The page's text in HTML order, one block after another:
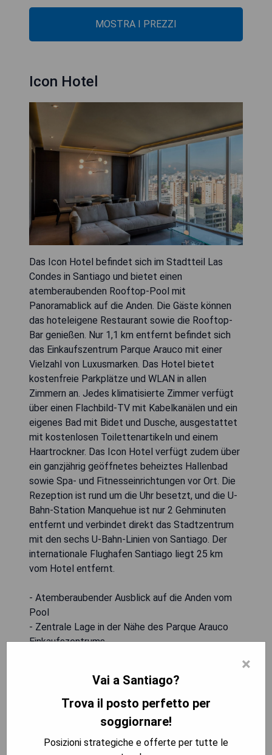
MOSTRA I PREZZI
Icon Hotel
Das Icon Hotel befindet sich im Stadtteil Las
Condes in Santiago und bietet einen
atemberaubenden Rooftop-Pool mit
Panoramablick auf die Anden. Die Gäste können
das hoteleigene Restaurant sowie die Rooftop-
Bar genießen. Nur 1,1 km entfernt befindet sich
das Einkaufszentrum Parque Arauco mit einer
Vielzahl von Luxusmarken. Das Hotel bietet
kostenfreie Parkplätze und WLAN in allen
Zimmern an. Jedes klimatisierte Zimmer verfügt
über einen Flachbild-TV mit Kabelkanälen und ein
eigenes Bad mit Bidet und Dusche, ausgestattet
mit kostenlosen Toilettenartikeln und einem
Haartrockner. Das Icon Hotel verfügt zudem über
ein ganzjährig geöffnetes beheiztes Hallenbad
sowie Spa- und Fitnesseinrichtungen vor Ort. Die
Rezeption ist rund um die Uhr besetzt, und die U-
Bahn-Station Manquehue ist nur 2 Gehminuten
entfernt und verbindet direkt das Stadtzentrum
mit den sechs U-Bahn-Linien von Santiago. Der
internationale Flughafen Santiago liegt 25 km
vom Hotel entfernt.
- Atemberaubender Ausblick auf die Anden vom
Pool
- Zentrale Lage in der Nähe des Parque Arauco
Einkaufszentrums
- Umfassende Spa- und Fitnessmöglichkeiten vor
×
Vai a Santiago?
Trova il posto perfetto per
soggiornare!
Posizioni strategiche e offerte per tutte le